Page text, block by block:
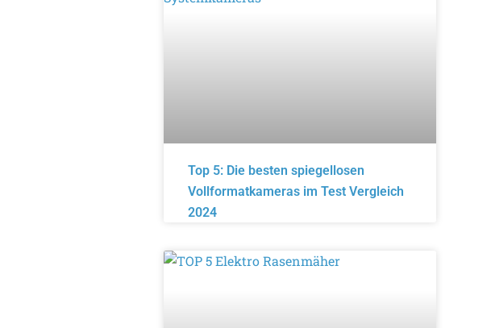
Top 5: Die besten spiegellosen
Vollformatkameras im Test Vergleich
2024